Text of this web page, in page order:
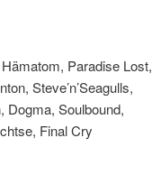
Paradise Lost,
Steve’n’Seagulls,
Dogma, Soulbound,
Final Cry